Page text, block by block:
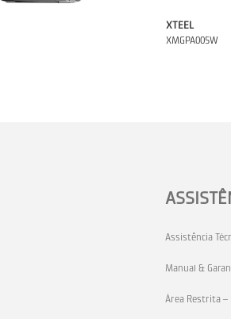
XTEEL
XMGPA005W
Assistência
Manual &
Área Restrita –